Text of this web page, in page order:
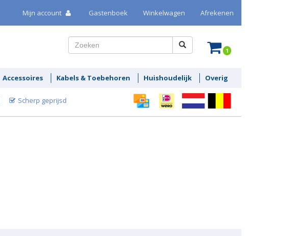
Mijn account Gastenboek Winkelwagen Afrekenen
1
Accessoires Kabels & Toebehoren Huishoudelijk Overig
Scherp geprijsd